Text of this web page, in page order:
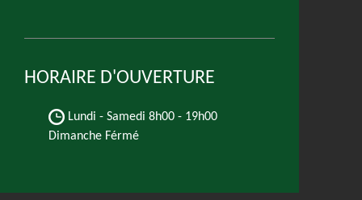
HORAIRE D'OUVERTURE
Lundi - Samedi 8h00 - 19h00
Dimanche Férmé